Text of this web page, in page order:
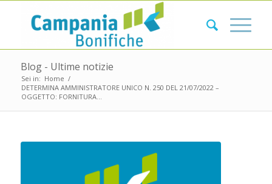
Blog - Ultime notizie
Sei in: Home /
DETERMINA AMMINISTRATORE UNICO N. 250 DEL 21/07/2022 –
OGGETTO: FORNITURA...